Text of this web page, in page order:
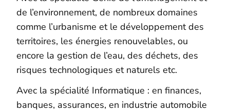
de l’environnement, de nombreux domaines
comme l’urbanisme et le développement des
territoires, les énergies renouvelables, ou
encore la gestion de l’eau, des déchets, des
risques technologiques et naturels etc.
Avec la spécialité Informatique : en finances,
banques, assurances, en industrie automobile